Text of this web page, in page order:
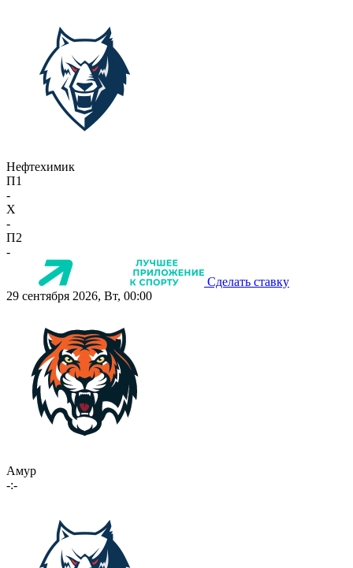
Нефтехимик
П1
-
X
-
П2
-
Сделать ставку
29 сентября 2026, Вт, 00:00
Амур
-:-